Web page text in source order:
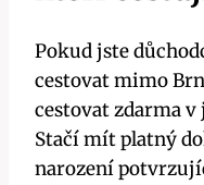
Pokud jste
cestovat mimo
cestovat zdarma
Stačí mít platný
narození